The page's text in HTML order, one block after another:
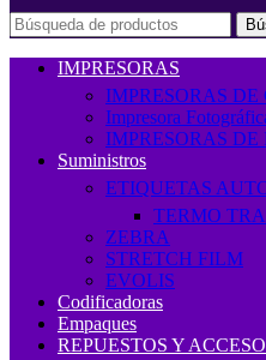
IMPRESORAS
IMPRESORAS DE
Impresora
IMPRESORAS
Suministros
ETIQUETAS
TERMO
ZEBRA
STRETCH FILM
EVOLIS
Codificadoras
Empaques
REPUESTOS Y